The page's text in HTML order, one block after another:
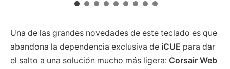
Una de las grandes novedades de este teclado es que
abandona la dependencia exclusiva de iCUE para dar
el salto a una solución mucho más ligera: Corsair Web